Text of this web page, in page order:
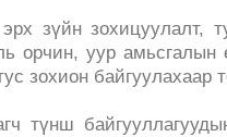
зүйн зохицуулалт,
орчин, уур амьсгалын
зохион байгуулахаар
түнш